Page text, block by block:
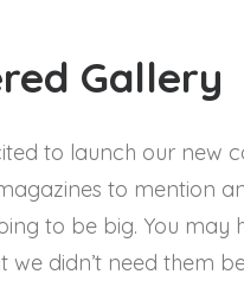
Gallery
to launch our new
to mention
to be big. You may
we didn’t need them